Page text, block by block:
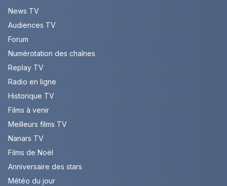
News TV
Audiences TV
Forum
Numérotation des chaînes
Replay TV
Radio en ligne
Historique TV
Films à venir
Meilleurs films TV
Nanars TV
Films de Noël
Anniversaire des stars
Météo du jour